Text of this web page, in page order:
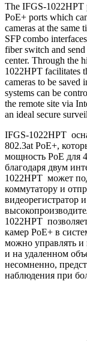
The IFGS-1022HPT
PoE+ ports which
cameras at the
SFP combo
fiber switch and
center. Through the
1022HPT facilitates
cameras to be
systems can be
the remote site via
an ideal secure
IFGS-1022HPT
802.3at PoE+,
мощность PoE для
благодаря двум
1022HPT может
коммутатору и
видеорегистратор
1022HPT
камер PoE+ в
можно управлять и
и на удаленном
несомненно,
наблюдения при